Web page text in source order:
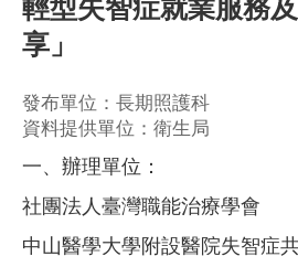
輕型失智症就業服務
享」
發布單位：長期照護科
資料提供單位：衛生局
一、辦理單位：
社團法人臺灣職能治療學會
中山醫學大學附設醫院失智症